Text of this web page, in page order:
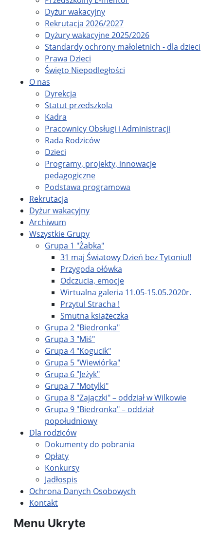
Dyżur wakacyjny
Rekrutacja 2026/2027
Dyżury wakacyjne 2025/2026
Standardy ochrony małoletnich - dla dzieci
Prawa Dzieci
Święto Niepodległości
O nas
Dyrekcja
Statut przedszkola
Kadra
Pracownicy Obsługi i Administracji
Rada Rodziców
Dzieci
Programy, projekty, innowacje
pedagogiczne
Podstawa programowa
Rekrutacja
Dyżur wakacyjny
Archiwum
Wszystkie Grupy
Grupa 1 "Żabka"
31 maj Światowy Dzień bez Tytoniu!!
Przygoda ołówka
Odczucia, emocje
Wirtualna galeria 11.05-15.05.2020r.
Przytul Stracha !
Smutna książeczka
Grupa 2 "Biedronka"
Grupa 3 "Miś"
Grupa 4 "Kogucik"
Grupa 5 "Wiewiórka"
Grupa 6 "Jeżyk"
Grupa 7 "Motylki"
Grupa 8 "Zajączki" – oddział w Wilkowie
Grupa 9 "Biedronka" – oddział
popołudniowy
Dla rodziców
Dokumenty do pobrania
Opłaty
Konkursy
Jadłospis
Ochrona Danych Osobowych
Kontakt
Menu Ukryte